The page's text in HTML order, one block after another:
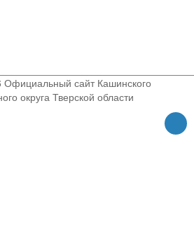
сайт Кашинского
округа Тверской области